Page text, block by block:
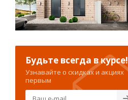
Будьте всегда в курсе!
Узнавайте о скидках и акциях
первым